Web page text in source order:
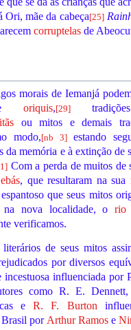
Ori, mãe da cabeça[25]
corruptelas de
morais de Iemanjá
e oriquis,[29]
itãsou mitos e demais
modo,[nb 3]estando
da memória e à extinção de
]Com a perda de muitos de
ebás, que resultaram na sua
que seus mitos
na nova localidade, orio
verificamos.
de seus mitos
por diversos
incestuosa influenciada por
como R. E. Dennett,
eR. F. Burton
Brasil por Arthur Ramos e